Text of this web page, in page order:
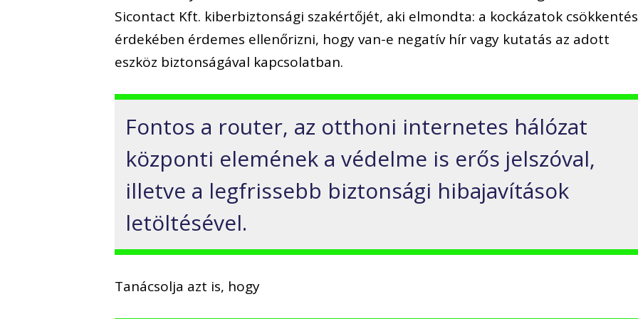
Sicontact Kft. kiberbiztonsági szakértőjét, aki elmondta: a kockázatok
érdekében érdemes ellenőrizni, hogy van-e negatív hír vagy kutatás az adott
eszköz biztonságával kapcsolatban.
Fontos a router, az otthoni internetes hálózat
központi elemének a védelme is erős jelszóval,
illetve a legfrissebb biztonsági hibajavítások
letöltésével.
Tanácsolja azt is, hogy